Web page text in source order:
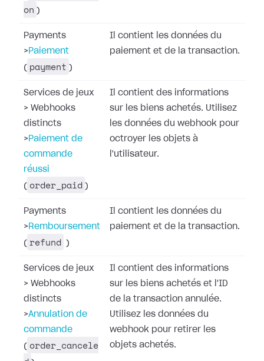
on )
Payments
> Paiement
( payment )
Il contient les données du
paiement et de la transaction.
Services de jeux
> Webhooks
distincts
> Paiement de
commande
réussi
( order_paid )
Il contient des informations
sur les biens achetés. Utilisez
les données du webhook pour
octroyer les objets à
l'utilisateur.
Payments
> Remboursement
( refund )
Il contient les données du
paiement et de la transaction.
Services de jeux
> Webhooks
distincts
>Annulation de
commande
( order_cancele
Il contient des informations
sur les biens achetés et l'ID
de la transaction annulée.
Utilisez les données du
webhook pour retirer les
objets achetés.